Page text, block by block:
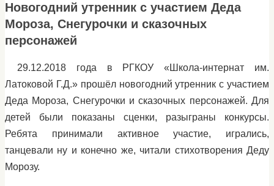
Новогодний утренник с участием Деда
Мороза, Снегурочки и сказочных
персонажей
29.12.2018 года в РГКОУ «Школа-интернат им.
Латоковой Г.Д.» прошёл новогодний утренник с участием
Деда Мороза, Снегурочки и сказочных персонажей. Для
детей были показаны сценки, разыграны конкурсы.
Ребята принимали активное участие, игрались,
танцевали ну и конечно же, читали стихотворения Деду
Морозу.